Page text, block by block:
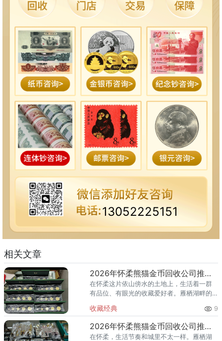
13052225151
相关文章
2026年怀柔熊猫金币回收公司推荐 怀柔回收熊猫金币渠道
在怀柔这片依山傍水的土地上，生活着一群
有品位、有眼光的收藏爱好者。雁栖湖畔的
红螺寺的香火绵延不绝——怀柔的藏家群体
也在悄然壮大。熊猫金币，作为
收藏经典 9
2026年怀柔熊猫金币回收公司推荐 怀柔哪里回收熊猫金币
在怀柔，生活节奏和城里不太一样。雁栖湖